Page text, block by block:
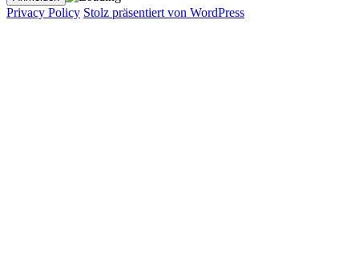
Privacy Policy Stolz präsentiert von WordPress